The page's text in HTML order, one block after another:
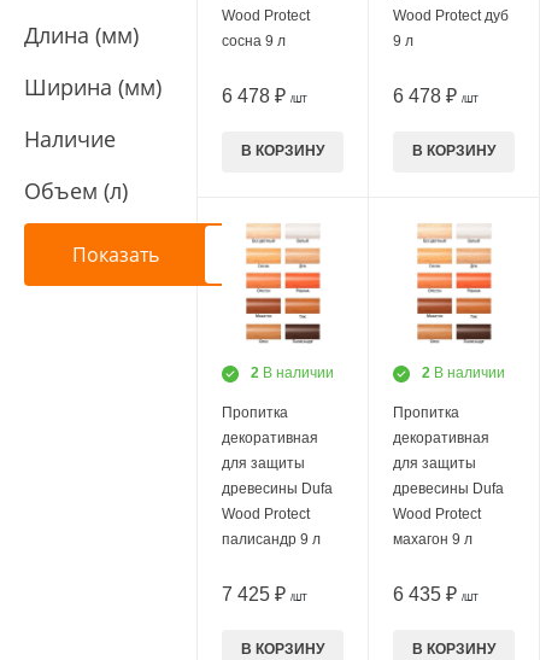
Длина (мм)
Ширина (мм)
Наличие
Объем (л)
Wood Protect
сосна 9 л
6 478 ₽ /ШТ
В КОРЗИНУ
Wood Protect дуб
9 л
6 478 ₽ /ШТ
В КОРЗИНУ
2 В наличии
Пропитка
декоративная
для защиты
древесины Dufa
Wood Protect
палисандр 9 л
7 425 ₽ /ШТ
В КОРЗИНУ
2 В наличии
Пропитка
декоративная
для защиты
древесины Dufa
Wood Protect
махагон 9 л
6 435 ₽ /ШТ
В КОРЗИНУ